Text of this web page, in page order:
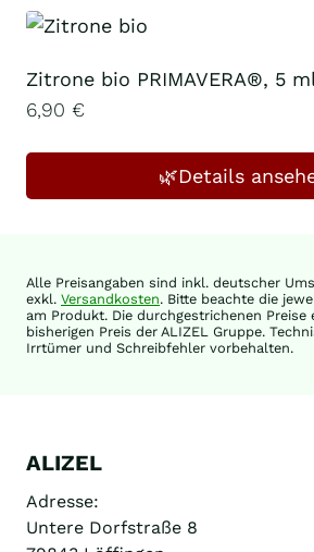
Zitrone bio PRIMAVERA®, 5
6,90 €
🌿Details
Alle Preisangaben sind inkl. deutscher
exkl. Versandkosten. Bitte beachte die
am Produkt. Die durchgestrichenen Preise
bisherigen Preis der ALIZEL Gruppe.
Irrtümer und Schreibfehler vorbehalten.
ALIZEL
Adresse:
Untere Dorfstraße 8